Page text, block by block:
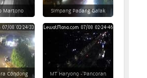
Martono Simpang Padang Galak
Condong MT Haryono - Pancoran